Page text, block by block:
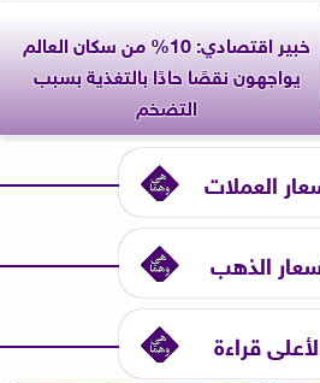
خبير اقتصادي: 10% من سكان العالم
يواجهون نقصًا حادًا بالتغذية بسبب
التضخم
العملات
الذهب
قراءة